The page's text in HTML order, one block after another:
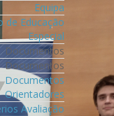
Equipa
de Educação
Especial
Documentos
Documentos
Documentos
Orientadores
Avaliação